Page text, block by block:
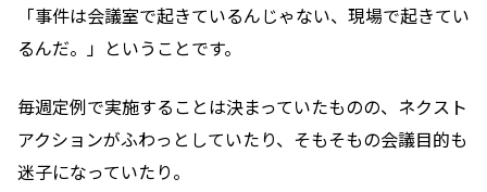
「事件は会議室で起きているんじゃない、現場で起きてい
るんだ。」ということです。
毎週定例で実施することは決まっていたものの、ネクスト
アクションがふわっとしていたり、そもそもの会議目的も
迷子になっていたり。